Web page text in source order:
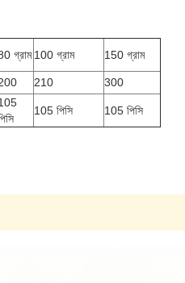
গ্রাম 100 গ্রাম 150 গ্রাম
210 300
105 পিসি 105 পিসি